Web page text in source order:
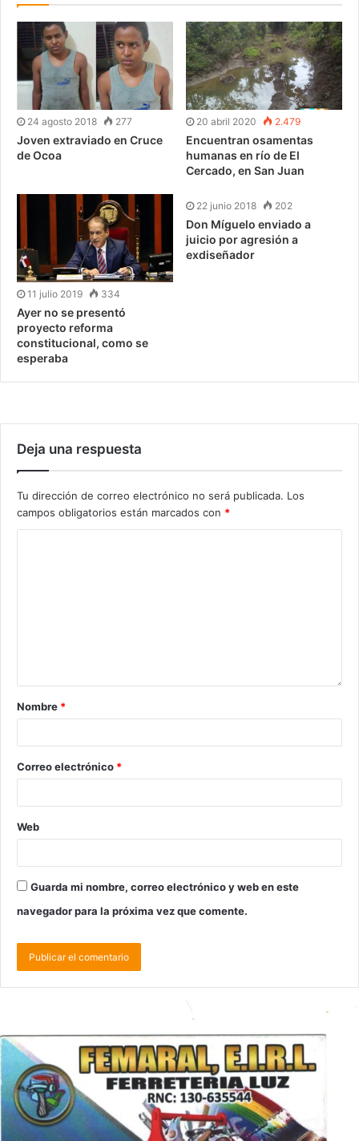
24 agosto 2018 277
Joven extraviado en Cruce
de Ocoa
20 abril 2020 2.479
Encuentran osamentas
humanas en río de El
Cercado, en San Juan
11 julio 2019 334
Ayer no se presentó
proyecto reforma
constitucional, como se
esperaba
22 junio 2018 202
Don Míguelo enviado a
juicio por agresión a
exdiseñador
Deja una respuesta
Tu dirección de correo electrónico no será publicada. Los
campos obligatorios están marcados con *
Nombre *
Correo electrónico *
Web
Guarda mi nombre, correo electrónico y web en este
navegador para la próxima vez que comente.